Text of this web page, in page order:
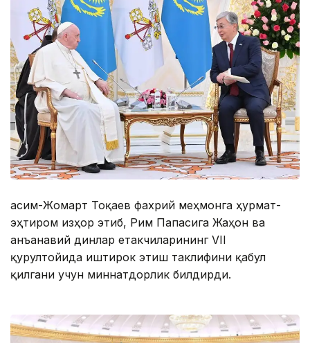
Қасим-Жомарт Тоқаев фахрий меҳмонга ҳурмат-
эҳтиром изҳор этиб, Рим Папасига Жаҳон ва
анъанавий динлар етакчиларининг VII
қурултойида иштирок этиш таклифини қабул
қилгани учун миннатдорлик билдирди.